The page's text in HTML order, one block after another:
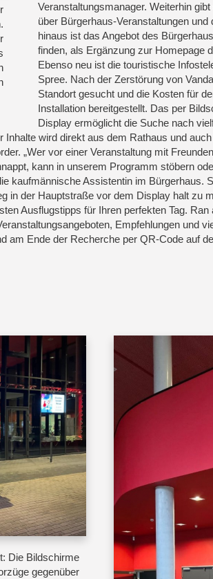
Veranstaltungsmanager. Weiterhin
über Bürgerhaus-Veranstaltungen
hinaus ist das Angebot des
finden, als Ergänzung zur Homepage
Ebenso neu ist die touristische
Spree. Nach der Zerstörung von
Standort gesucht und die Kosten für
Installation bereitgestellt. Das per
Display ermöglicht die Suche nach
Inhalte wird direkt aus dem Rathaus und
„Wer vor einer Veranstaltung mit
kann in unserem Programm stöbern
kaufmännische Assistentin im Bürgerhaus.
in der Hauptstraße vor dem Display halt zu
Ausflugstipps für Ihren perfekten Tag.
Empfehlungen und
am Ende der Recherche per QR-Code auf
Die Bildschirme
gegenüber